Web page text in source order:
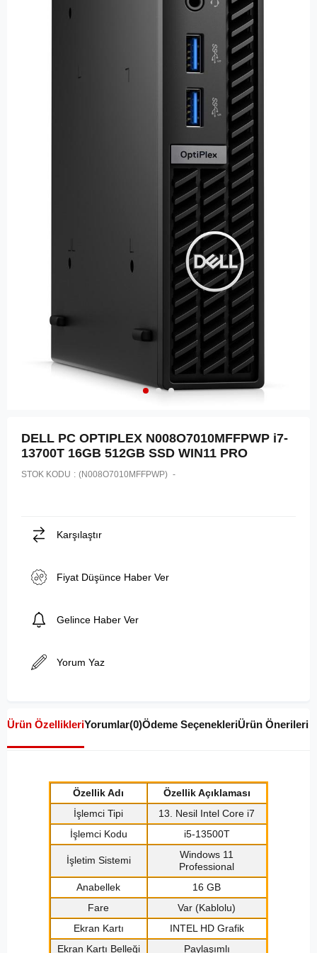
DELL PC OPTIPLEX N008O7010MFFPWP i7-
13700T 16GB 512GB SSD WIN11 PRO
STOK KODU (N008O7010MFFPWP)
Karşılaştır
Fiyat Düşünce Haber Ver
Gelince Haber Ver
Yorum Yaz
Ürün ÖzellikleriYorumlar(0)Ödeme SeçenekleriÜrün Önerileri
Özellik Adı
Özellik Açıklaması
İşlemci Tipi
13. Nesil Intel Core i7
İşlemci Kodu
i5-13500T
İşletim Sistemi
Windows 11
Professional
Anabellek
16 GB
Fare
Var (Kablolu)
Ekran Kartı
INTEL HD Grafik
Ekran Kartı Belleği
Paylaşımlı